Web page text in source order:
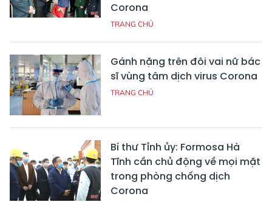
Corona
TRANG CHỦ
Gánh nặng trên đôi vai nữ bác
sĩ vùng tâm dịch virus Corona
TRANG CHỦ
Bí thư Tỉnh ủy: Formosa Hà
Tĩnh cần chủ động về mọi mặt
trong phòng chống dịch
Corona